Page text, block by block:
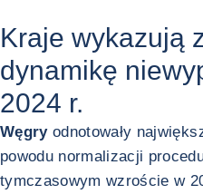
Kraje wykazują
dynamikę
2024 r.
Węgryodnotowały
powodu normalizacji
tymczasowym wzroście w